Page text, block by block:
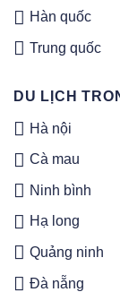
Hàn quốc
Trung quốc
DU LỊCH
Hà nội
Cà mau
Ninh bình
Hạ long
Quảng ninh
Đà nẵng